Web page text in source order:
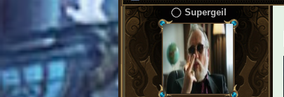
Supergeil